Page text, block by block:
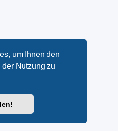
um Ihnen den
Nutzung zu